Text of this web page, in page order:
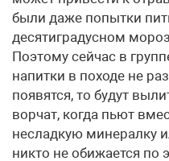
были даже попытки
десятиградусном
Поэтому сейчас в
напитки в походе не
появятся, то будут
ворчат, когда пьют
несладкую минералку
никто не обижается по